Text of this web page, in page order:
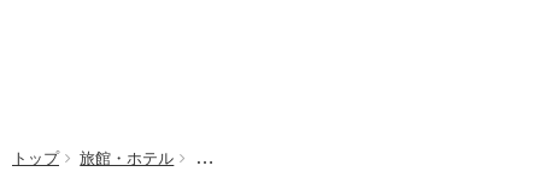
トップ 旅館・ホテル ヒルトン東京、バレンタインのテイクアウトス